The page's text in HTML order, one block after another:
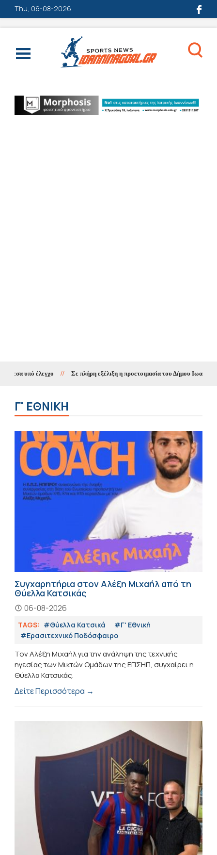
Thu, 06-08-2026
// Σε πλήρη εξέλιξη η προετοιμασία του Δήμου Ιωαννιτών για τη νέα
Γ' ΕΘΝΙΚΗ
Συγχαρητήρια στον Αλέξη Μιχαήλ από τη
Θύελλα Κατσικάς
06-08-2026
TAGS: #Θύελλα Κατσικά
#Γ' Εθνική
#Eρασιτεχνικό Ποδόσφαιρο
Τον Αλέξη Μιχαήλ για την ανάληψη της τεχνικής
ηγεσίας των Μικτών Ομάδων της ΕΠΣΗΠ, συγχαίρει η
Θύελλα Κατσικάς.
Δείτε Περισσότερα →